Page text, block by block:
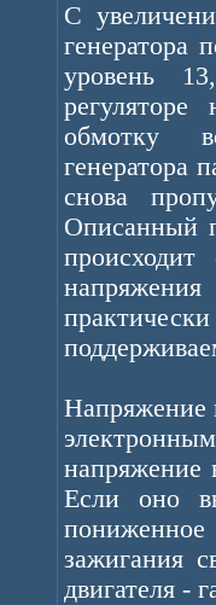
С
генератора
уровень
обмотку
генератора
снова
Описанный
Напряжение
напряжение
Если оно
зажигания
двигателя -